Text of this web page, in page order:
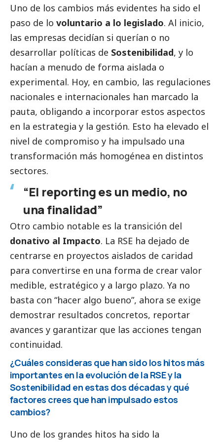
Uno de los cambios más evidentes ha sido el
paso de lo voluntario a lo legislado. Al inicio,
las empresas decidían si querían o no
desarrollar políticas de Sostenibilidad, y lo
hacían a menudo de forma aislada o
experimental. Hoy, en cambio, las regulaciones
nacionales e internacionales han marcado la
pauta, obligando a incorporar estos aspectos
en la estrategia y la gestión. Esto ha elevado el
nivel de compromiso y ha impulsado una
transformación más homogénea en distintos
sectores.
“El reporting es un medio, no
una finalidad”
Otro cambio notable es la transición del
donativo al Impacto. La RSE ha dejado de
centrarse en proyectos aislados de caridad
para convertirse en una forma de crear valor
medible, estratégico y a largo plazo. Ya no
basta con “hacer algo bueno”, ahora se exige
demostrar resultados concretos, reportar
avances y garantizar que las acciones tengan
continuidad.
¿Cuáles consideras que han sido los hitos más
importantes en la evolución de la RSE y la
Sostenibilidad en estas dos décadas y qué
factores crees que han impulsado estos
cambios?
Uno de los grandes hitos ha sido la